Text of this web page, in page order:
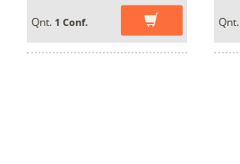
Qnt. 1 Conf.
Qnt.